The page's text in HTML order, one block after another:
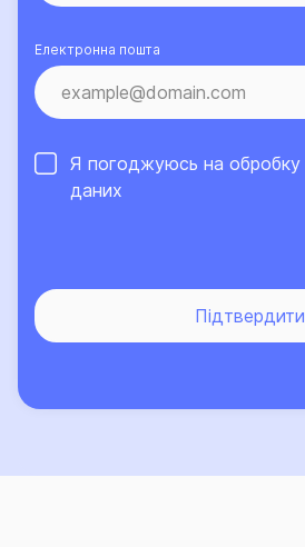
Електронна пошта
Я погоджуюсь на обробку
даних
Підтвердити